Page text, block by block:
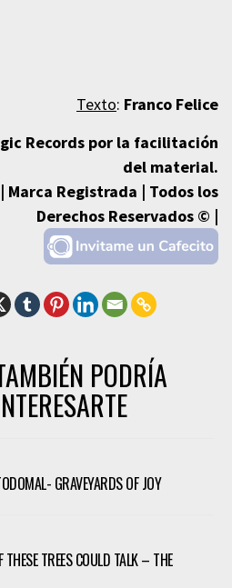
Texto: Franco Felice
Records por la facilitación
del material.
Marca Registrada | Todos los
Derechos Reservados © |
PODRÍA
GRAVEYARDS OF JOY
THESE TREES COULD TALK – THE